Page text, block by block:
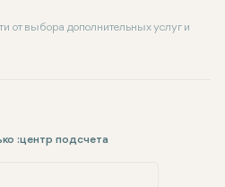
от выбора дополнительных услуг и
:центр подсчета